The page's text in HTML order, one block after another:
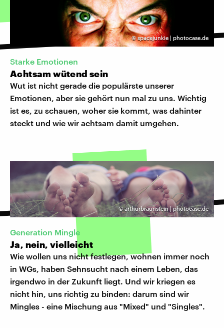
©spacejunkie | photocase.de
Starke Emotionen
Achtsam wütend sein
Wut ist nicht gerade die populärste unserer
Emotionen, aber sie gehört nun mal zu uns. Wichtig
ist es, zu schauen, woher sie kommt, was dahinter
steckt und wie wir achtsam damit umgehen.
©arthurbraunstein | photocase.de
Generation Mingle
Ja, nein, vielleicht
Wie wollen uns nicht festlegen, wohnen immer noch
in WGs, haben Sehnsucht nach einem Leben, das
irgendwo in der Zukunft liegt. Und wir kriegen es
nicht hin, uns richtig zu binden: darum sind wir
Mingles - eine Mischung aus "Mixed" und "Singles".